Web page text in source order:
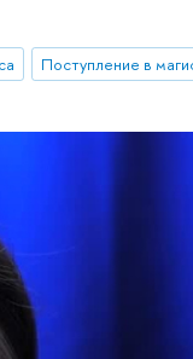
Поступление в